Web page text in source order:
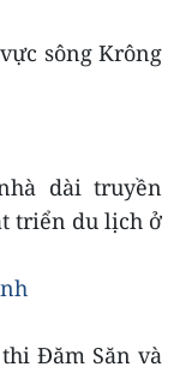
sông Krông
dài truyền
triển du lịch ở
Đăm Săn và